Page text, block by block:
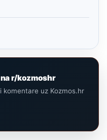
r/kozmoshr
komentare uz Kozmos.hr